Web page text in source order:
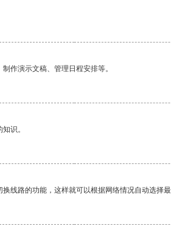
作演示文稿、管理日程安排等。
识。
线路的功能，这样就可以根据网络情况自动选择